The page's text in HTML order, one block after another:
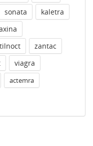
sonata
kaletra
zantac
viagra
actemra